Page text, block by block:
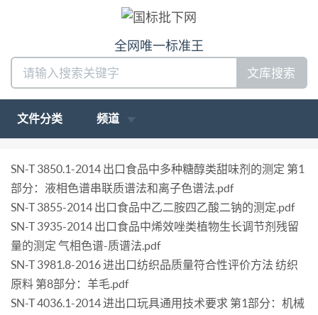
全网唯一标准王
文库搜索
文件分类 频道
SN-T 3850.1-2014 出口食品中多种糖醇类甜味剂的测定 第1
部分：液相色谱串联质谱法和离子色谱法.pdf
SN-T 3855-2014 出口食品中乙二胺四乙酸二钠的测定.pdf
SN-T 3935-2014 出口食品中烯效唑类植物生长调节剂残留
量的测定 气相色谱-质谱法.pdf
SN-T 3981.8-2016 进出口纺织品质量符合性评价方法 纺织
原料 第8部分：羊毛.pdf
SN-T 4036.1-2014 进出口玩具通用技术要求 第1部分：机械